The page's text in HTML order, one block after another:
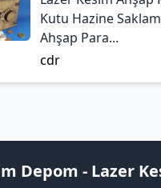
Kutu Hazine
Ahşap Para...
cdr
Depom - Lazer